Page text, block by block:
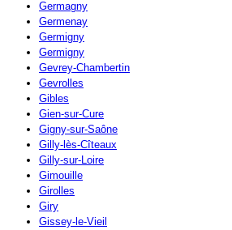
Germagny
Germenay
Germigny
Germigny
Gevrey-Chambertin
Gevrolles
Gibles
Gien-sur-Cure
Gigny-sur-Saône
Gilly-lès-Cîteaux
Gilly-sur-Loire
Gimouille
Girolles
Giry
Gissey-le-Vieil